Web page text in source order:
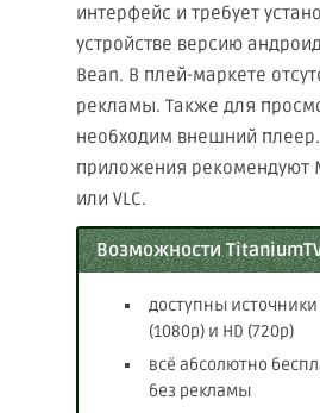
интерфейс и требует
устройстве версию
Bean. В плей-маркете
рекламы. Также для
необходим внешний
приложения рекомендуют
или VLC.
Возможности
доступны источники
(1080p) и HD (720p)
всё абсолютно
без рекламы